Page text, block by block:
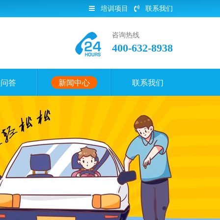
培训项目 联系我们
咨询热线
400-632-8938
答 新闻中心 联系我们